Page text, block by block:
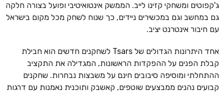
ג'קפוטים ומשחקי קזינו לייב. הממשק אינטואיטיבי ופועל בצורה חלקה
גם במחשב וגם במכשירים ניידים, כך שנוח לשחק מכל מקום בישראל
עם חיבור אינטרנט יציב.
אחד היתרונות הגדולים של Tsars לשחקנים חדשים הוא חבילת
קבלת הפנים על ההפקדות הראשונות, המגדילה את התקציב
ההתחלתי ומוסיפה סיבובים חינם על משבצות נבחרות. שחקנים
קבועים נהנים ממבצעים שוטפים, קאשבק ותוכנית נאמנות עם דרגות